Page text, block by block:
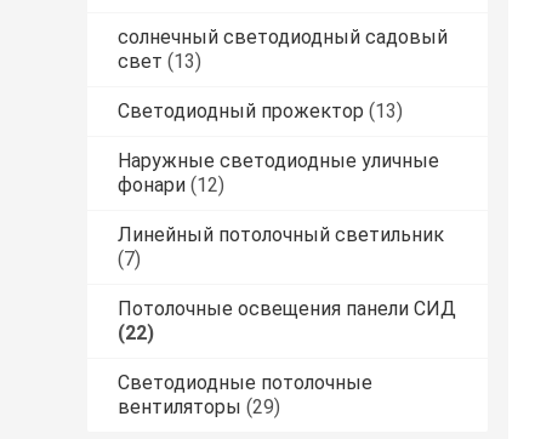
солнечный светодиодный садовый
свет (13)
Светодиодный прожектор (13)
Наружные светодиодные уличные
фонари (12)
Линейный потолочный светильник
(7)
Потолочные освещения панели СИД
(22)
Светодиодные потолочные
вентиляторы (29)